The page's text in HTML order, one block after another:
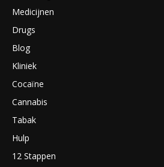
Medicijnen
Drugs
Blog
Kliniek
Cocaïne
Cannabis
Tabak
Hulp
12 Stappen